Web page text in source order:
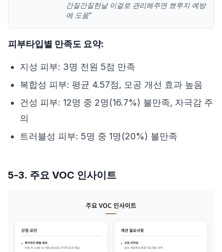
간질간질한날 이걸로 관리해주면 뾰루지 예방
에 도움”
피부타입별 만족도 요약:
지성 피부: 3명 전원 5점 만족
복합성 피부: 평균 4.57점, 모공 개선 효과 높음
건성 피부: 12명 중 2명(16.7%) 불만족, 자극감 주
의
트러블성 피부: 5명 중 1명(20%) 불만족
5-3. 주요 VOC 인사이트